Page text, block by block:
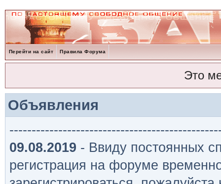
Перейти на сайт Правила Форума
Это
Объявления
09.08.2019 - Ввиду постоянных
регистрация на форуме